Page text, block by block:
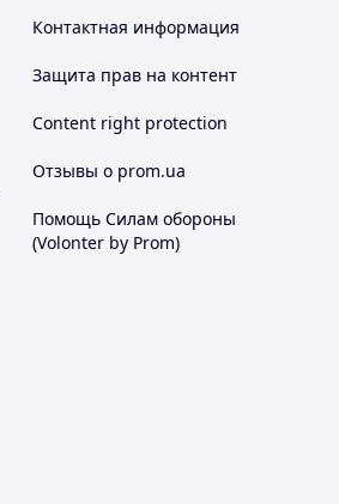
Контактная информация
Защита прав на контент
Content right protection
Отзывы о prom.ua
Помощь Силам обороны
(Volonter by Prom)